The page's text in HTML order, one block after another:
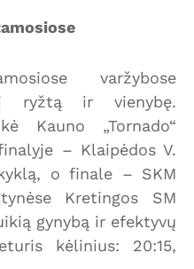
varžybose
ryžtą ir vienybę.
Kauno „Tornado“
– Klaipėdos V.
o finale – SKM
Kretingos SM
gynybą ir efektyvų
kėlinius: 20:15,